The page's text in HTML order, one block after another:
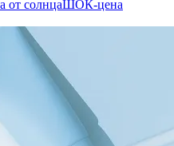
от солнцаШОК-цена